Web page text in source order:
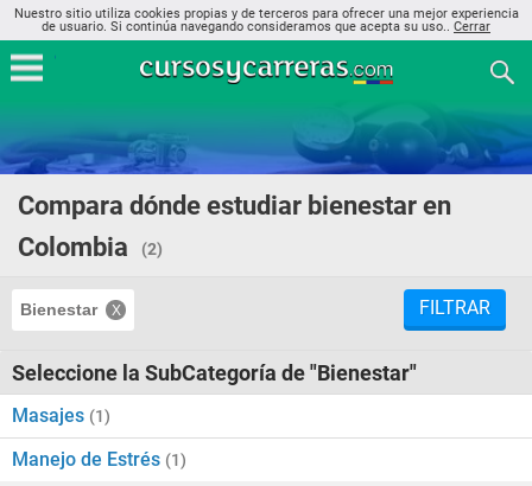
Nuestro sitio utiliza cookies propias y de terceros para ofrecer una mejor experiencia
de usuario. Si continúa navegando consideramos que acepta su uso.. Cerrar
Compara dónde estudiar bienestar en
Colombia
(2)
Bienestar FILTRAR
Seleccione la SubCategoría de "Bienestar"
Masajes (1)
Manejo de Estrés (1)